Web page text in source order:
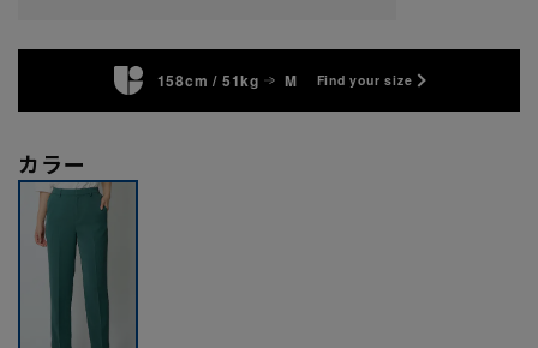
158cm / 51kg M Find your size
カラー